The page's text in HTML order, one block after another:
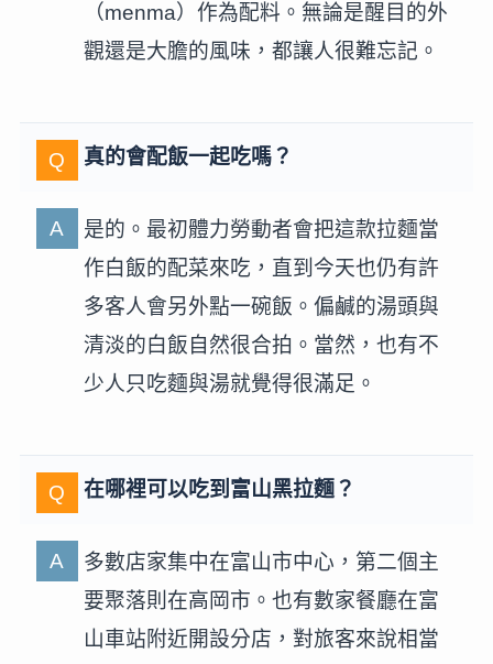
（menma）作為配料。無論是醒目的外
觀還是大膽的風味，都讓人很難忘記。
真的會配飯一起吃嗎？
是的。最初體力勞動者會把這款拉麵當
作白飯的配菜來吃，直到今天也仍有許
多客人會另外點一碗飯。偏鹹的湯頭與
清淡的白飯自然很合拍。當然，也有不
少人只吃麵與湯就覺得很滿足。
在哪裡可以吃到富山黑拉麵？
多數店家集中在富山市中心，第二個主
要聚落則在高岡市。也有數家餐廳在富
山車站附近開設分店，對旅客來說相當